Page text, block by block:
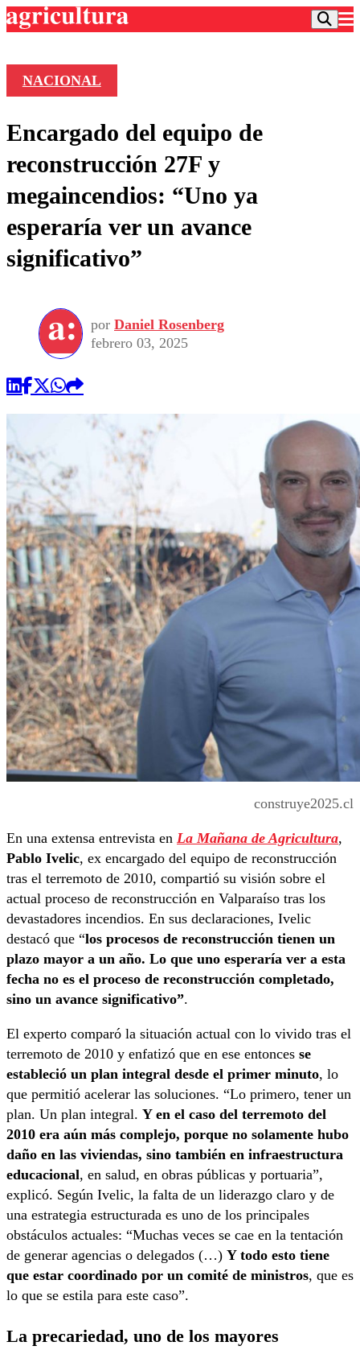
Frecuencias
Agricultura TV
Deportes
Colo Colo
Motor
Otros Deportes
Seleccion Chilena
Universidad Católica
Universidad de Chile
Entretención
Dato Practico
Economía
Política
Sustentabilidad
Vida Social
Publicaciones en medios
Comercial
NACIONAL
Encargado del equipo de
reconstrucción 27F y
megaincendios: “Uno ya
esperaría ver un avance
significativo”
por Daniel Rosenberg
febrero 03, 2025
construye2025.cl
En una extensa entrevista en La Mañana de Agricultura,
Pablo Ivelic, ex encargado del equipo de reconstrucción
tras el terremoto de 2010, compartió su visión sobre el
actual proceso de reconstrucción en Valparaíso tras los
devastadores incendios. En sus declaraciones, Ivelic
destacó que “los procesos de reconstrucción tienen un
plazo mayor a un año. Lo que uno esperaría ver a esta
fecha no es el proceso de reconstrucción completado,
sino un avance significativo”​.
El experto comparó la situación actual con lo vivido tras el
terremoto de 2010 y enfatizó que en ese entonces se
estableció un plan integral desde el primer minuto, lo
que permitió acelerar las soluciones. “Lo primero, tener un
plan. Un plan integral. Y en el caso del terremoto del
2010 era aún más complejo, porque no solamente hubo
daño en las viviendas, sino también en infraestructura
educacional, en salud, en obras públicas y portuaria”,
explicó. Según Ivelic, la falta de un liderazgo claro y de
una estrategia estructurada es uno de los principales
obstáculos actuales: “Muchas veces se cae en la tentación
de generar agencias o delegados (…) Y todo esto tiene
que estar coordinado por un comité de ministros, que es
lo que se estila para este caso”​.
La precariedad, uno de los mayores